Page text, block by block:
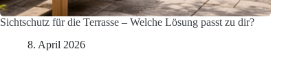
Sichtschutz für die Terrasse – Welche Lösung passt zu dir?
8. April 2026